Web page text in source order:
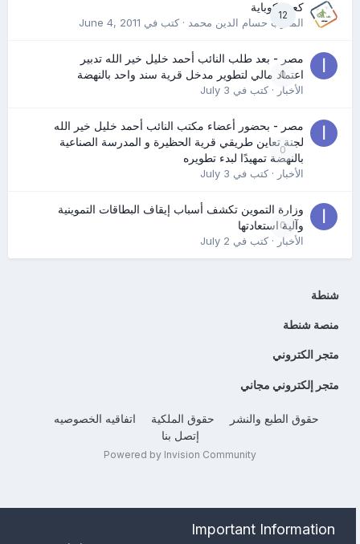
12
كعب كوباية
المدرب حسام الدين محمد· كتب في June 4, 2011
0
مصر - بعد طلب النائب أحمد خليل خير الله تدبير
اعتماد مالي لتطوير مدخل قرية سند واحد بالنهضة
الأخبار· كتب في July 3
0
مصر - بحضور أعضاء مكتب النائب أحمد خليل خير الله
لجنة تعاين طريقي قرية الحظيرة و المدرسة الصناعية
بالنهضة تمهيدًا لبدء تطويره
الأخبار· كتب في July 3
0
وزارة التموين تكشف أسباب إيقاف البطاقات التموينية
وآلية استعادتها
الأخبار· كتب في July 2
شنطة
منصة شنطة
متجر الكتروني
متجر إلكتروني مجاني
حقوق الطبع والنشر حقوق الملكية
اتفاقيه الخصوصيه
إتصل بنا
Powered by Invision Community
Important Information